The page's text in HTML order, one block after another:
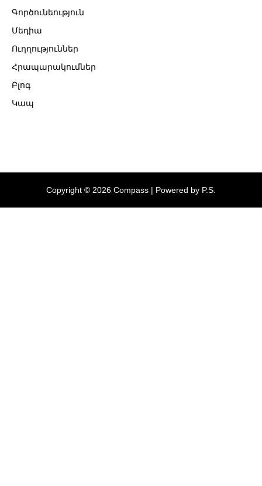
Գործունեություն
Մեդիա
Ուղղություններ
Հրապարակումներ
Բլոգ
Կապ
Copyright © 2026 Compass | Powered by P.S.